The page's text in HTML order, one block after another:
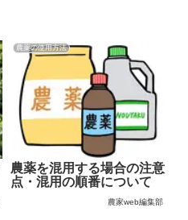
農薬の使用方法
農薬を混用する場合の注意
点・混用の順番について
農家web編集部